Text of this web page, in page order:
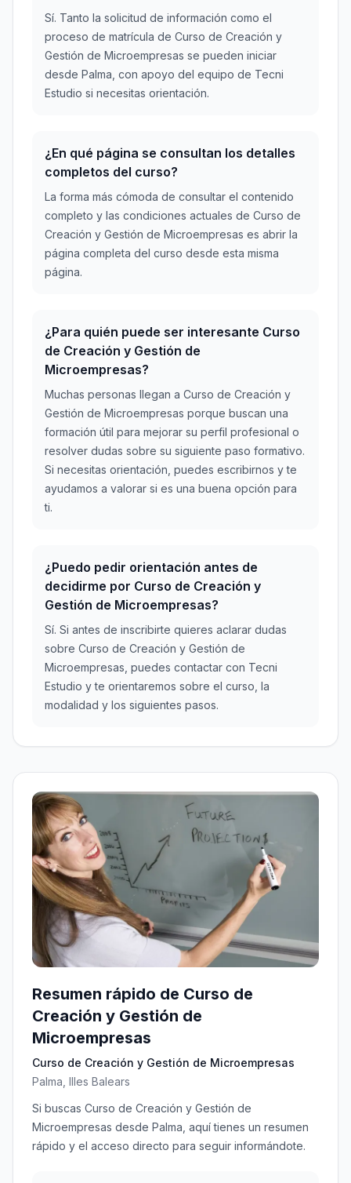
Sí. Tanto la solicitud de información como el
proceso de matrícula de Curso de Creación y
Gestión de Microempresas se pueden iniciar
desde Palma, con apoyo del equipo de Tecni
Estudio si necesitas orientación.
¿En qué página se consultan los detalles
completos del curso?
La forma más cómoda de consultar el contenido
completo y las condiciones actuales de Curso de
Creación y Gestión de Microempresas es abrir la
página completa del curso desde esta misma
página.
¿Para quién puede ser interesante Curso
de Creación y Gestión de
Microempresas?
Muchas personas llegan a Curso de Creación y
Gestión de Microempresas porque buscan una
formación útil para mejorar su perfil profesional o
resolver dudas sobre su siguiente paso formativo.
Si necesitas orientación, puedes escribirnos y te
ayudamos a valorar si es una buena opción para
ti.
¿Puedo pedir orientación antes de
decidirme por Curso de Creación y
Gestión de Microempresas?
Sí. Si antes de inscribirte quieres aclarar dudas
sobre Curso de Creación y Gestión de
Microempresas, puedes contactar con Tecni
Estudio y te orientaremos sobre el curso, la
modalidad y los siguientes pasos.
Resumen rápido de Curso de
Creación y Gestión de
Microempresas
Curso de Creación y Gestión de Microempresas
Palma, Illes Balears
Si buscas Curso de Creación y Gestión de
Microempresas desde Palma, aquí tienes un resumen
rápido y el acceso directo para seguir informándote.